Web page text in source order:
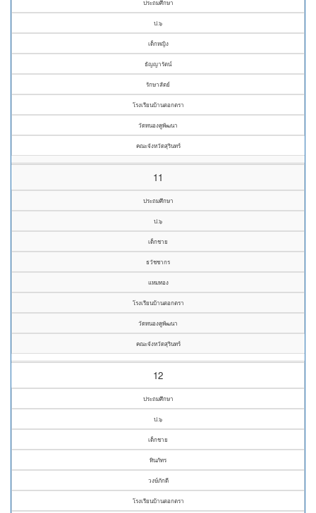
ประถมศึกษา
ป.๖
เด็กหญิง
ธัญญารัตน์
รักษาสัตย์
โรงเรียนบ้านตอกตรา
วัดหนองคูพัฒนา
คณะจังหวัดสุรินทร์
11
ประถมศึกษา
ป.๖
เด็กชาย
ธวัชชากร
แหมทอง
โรงเรียนบ้านตอกตรา
วัดหนองคูพัฒนา
คณะจังหวัดสุรินทร์
12
ประถมศึกษา
ป.๖
เด็กชาย
ทินภัทร
วงษ์ภักดี
โรงเรียนบ้านตอกตรา